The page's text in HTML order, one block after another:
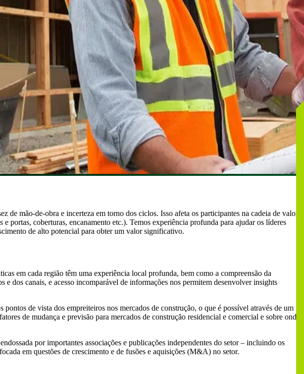
de mão-de-obra e incerteza em torno dos ciclos. Isso afeta os participantes na cadeia de valor
portas, coberturas, encanamento etc.). Temos experiência profunda para ajudar os líderes
de alto potencial para obter um valor significativo.
em cada região têm uma experiência local profunda, bem como a compreensão da
dos canais, e acesso incomparável de informações nos permitem desenvolver insights
de vista dos empreiteiros nos mercados de construção, o que é possível através de um
de mudança e previsão para mercados de construção residencial e comercial e sobre onde
por importantes associações e publicações independentes do setor – incluindo os
em questões de crescimento e de fusões e aquisições (M&A) no setor.